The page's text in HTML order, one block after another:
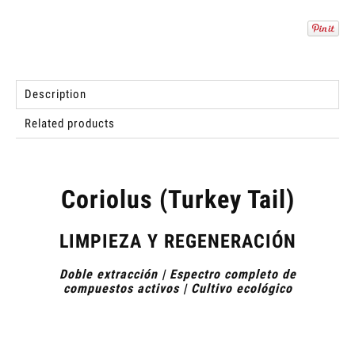
Description
Related products
Coriolus (Turkey Tail)
LIMPIEZA Y REGENERACIÓN
Doble extracción | Espectro completo de
compuestos activos | Cultivo ecológico